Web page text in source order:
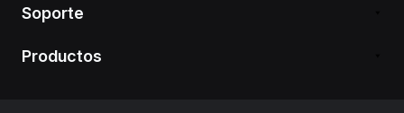
Soporte
Productos